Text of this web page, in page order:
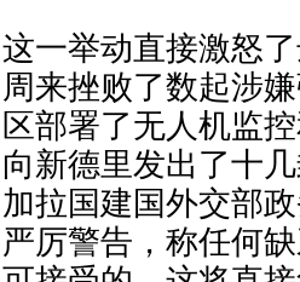
这一举动直接激怒
周来挫败了数起涉
区部署了无人机监
向新德里发出了十
加拉国建国外交部
严厉警告，称任何